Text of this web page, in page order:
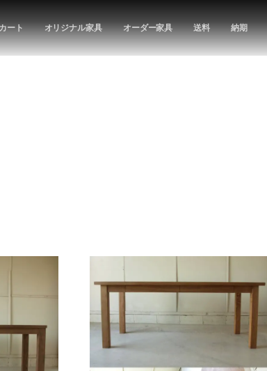
ート オリジナル家具 オーダー家具 送料 納期